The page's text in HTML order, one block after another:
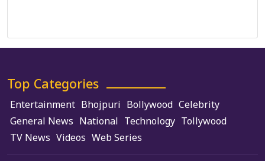
Top Categories
Entertainment Bhojpuri Bollywood Celebrity
General News National Technology Tollywood
TV News Videos Web Series